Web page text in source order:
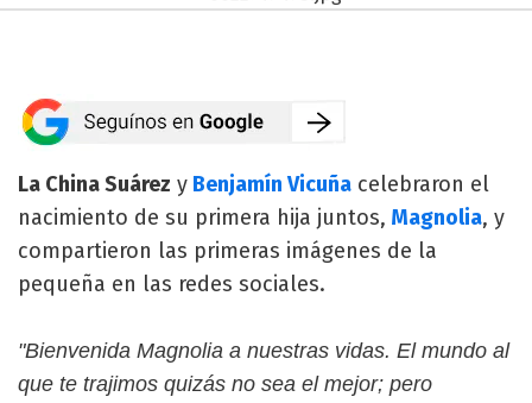
La China Suárez y Benjamín Vicuña celebraron el
nacimiento de su primera hija juntos, Magnolia, y
compartieron las primeras imágenes de la
pequeña en las redes sociales.
"Bienvenida Magnolia a nuestras vidas. El mundo al
que te trajimos quizás no sea el mejor; pero